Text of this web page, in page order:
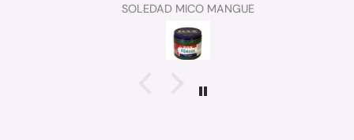
SOLEDAD MICO MANGUE